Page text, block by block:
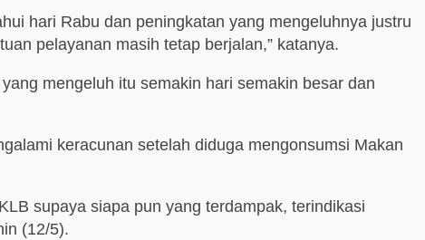
hari Rabu dan peningkatan yang mengeluhnya justru
pelayanan masih tetap berjalan,” katanya.
mengeluh itu semakin hari semakin besar dan
keracunan setelah diduga mengonsumsi Makan
supaya siapa pun yang terdampak, terindikasi
(12/5).